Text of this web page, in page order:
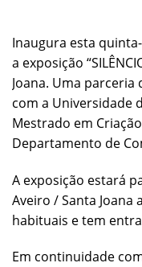
Inaugura esta
a exposição
Joana. Uma parceria
com a Universidade
Mestrado em
Departamento de
A exposição estará
Aveiro / Santa
habituais e tem
Em continuidade